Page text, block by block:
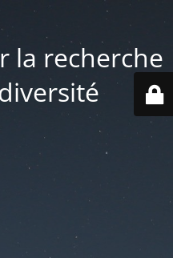
la recherche